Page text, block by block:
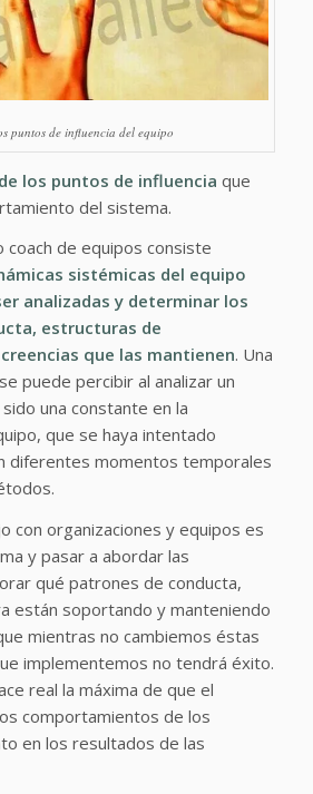
puntos de influencia del equipo
los puntos de influencia que
del sistema.
coach de equipos consiste
sistémicas del equipo
analizadas y determinar los
estructuras de
que las mantienen. Una
puede percibir al analizar un
una constante en la
que se haya intentado
diferentes momentos temporales
con organizaciones y equipos es
y pasar a abordar las
qué patrones de conducta,
están soportando y manteniendo
mientras no cambiemos éstas
implementemos no tendrá éxito.
real la máxima de que el
comportamientos de los
en los resultados de las